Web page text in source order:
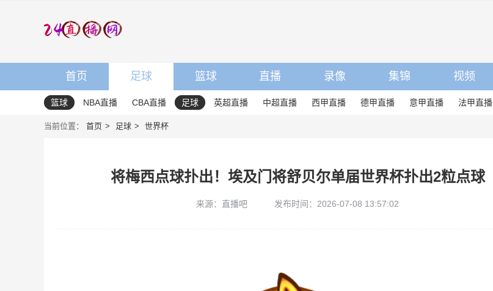
首页 足球 篮球 直播 录像 集锦 视频
篮球 NBA直播 CBA直播 足球 英超直播 中超直播 西甲直播 德甲直播 意甲直播 法甲直播
当前位置： 首页 足球 世界杯
将梅西点球扑出！埃及门将舒贝尔单届世界杯扑出2粒点球
来源：直播吧 发布时间：2026-07-08 13:57:02